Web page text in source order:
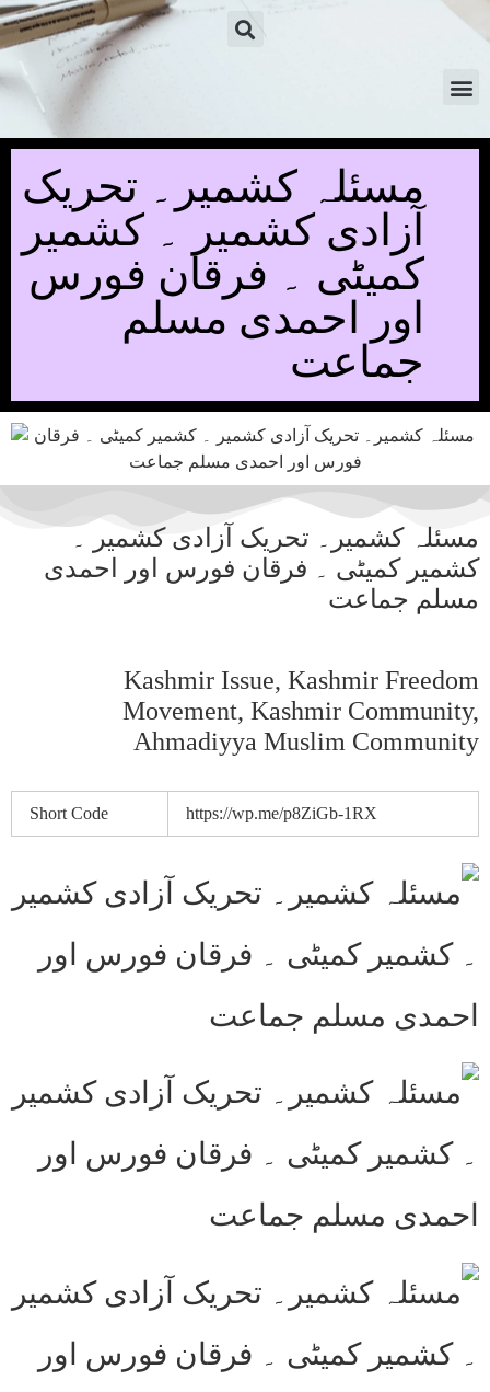
مسئلہ کشمیر۔ تحریک
آزادی کشمیر ۔ کشمیر
کمیٹی ۔ فرقان فورس
اور احمدی مسلم
جماعت
مسئلہ کشمیر۔ تحریک آزادی کشمیر ۔
کشمیر کمیٹی ۔ فرقان فورس اور احمدی
مسلم جماعت
Kashmir Issue, Kashmir Freedom
Movement, Kashmir Community,
Ahmadiyya Muslim Community
Short Code https://wp.me/p8ZiGb-1RX